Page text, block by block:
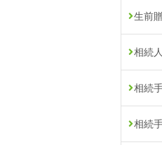
生前
相続
相続
相続